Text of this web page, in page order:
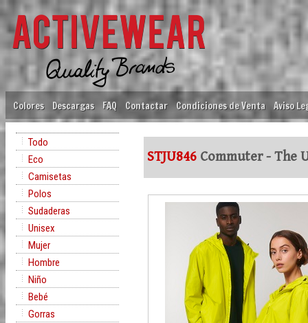
Colores Descargas FAQ Contactar Condiciones de Venta Aviso
Todo
Eco
Camisetas
Polos
Sudaderas
Unisex
Mujer
Hombre
Niño
Bebé
Gorras
STJU846 Commuter - The